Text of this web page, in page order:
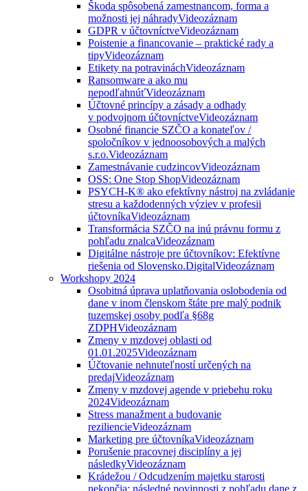
Škoda spôsobená zamestnancom, forma a
možnosti jej náhradyVideozáznam
GDPR v účtovníctveVideozáznam
Poistenie a financovanie – praktické rady a
tipyVideozáznam
Etikety na potravináchVideozáznam
Ransomware a ako mu
nepodľahnúťVideozáznam
Účtovné princípy a zásady a odhady
v podvojnom účtovníctveVideozáznam
Osobné financie SZČO a konateľov /
spoločníkov v jednoosobových a malých
s.r.o.Videozáznam
Zamestnávanie cudzincovVideozáznam
OSS: One Stop ShopVideozáznam
PSYCH-K® ako efektívny nástroj na zvládanie
stresu a každodenných výziev v profesii
účtovníkaVideozáznam
Transformácia SZČO na inú právnu formu z
pohľadu znalcaVideozáznam
Digitálne nástroje pre účtovníkov: Efektívne
riešenia od Slovensko.DigitalVideozáznam
Workshopy 2024
Osobitná úprava uplatňovania oslobodenia od
dane v inom členskom štáte pre malý podnik
tuzemskej osoby podľa §68g
ZDPHVideozáznam
Zmeny v mzdovej oblasti od
01.01.2025Videozáznam
Účtovanie nehnuteľností určených na
predajVideozáznam
Zmeny v mzdovej agende v priebehu roku
2024Videozáznam
Stress manažment a budovanie
reziliencieVideozáznam
Marketing pre účtovníkaVideozáznam
Porušenie pracovnej disciplíny a jej
následkyVideozáznam
Krádežou / Odcudzením majetku starosti
nekončia: následné povinnosti z pohľadu dane z